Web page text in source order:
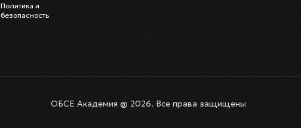
Политика и
безопасность
ОБСЕ Академия @ 2026. Все права защищены